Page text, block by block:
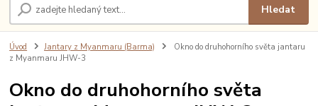
Hledat
Úvod Jantary z Myanmaru (Barma)
Okno do druhohorního světa jantaru
z Myanmaru JHW-3
Okno do druhohorního světa